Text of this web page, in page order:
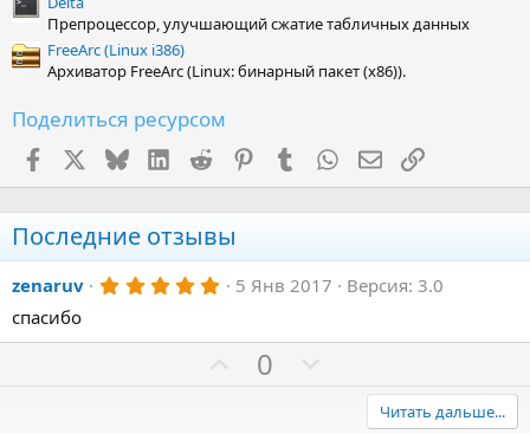
Препроцессор, улучшающий сжатие табличных данных
FreeArc (Linux i386)
Архиватор FreeArc (Linux: бинарный пакет (x86)).
Поделиться ресурсом
FacebookX (Twitter)
BlueskyLinkedInReddit PinterestTumblr WhatsApp
Электронная
Ссылка
Последние отзывы
zenaruv 5
0
5 Янв 2017
Версия: 3.0
спасибо
П0
Читать дальше...